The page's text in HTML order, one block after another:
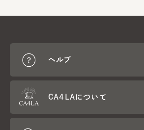
ヘルプ
CA4LAについて